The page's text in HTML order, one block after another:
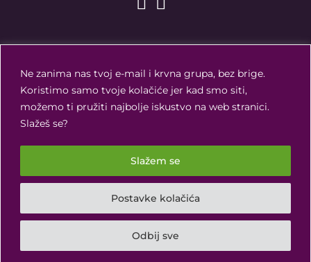
Ne zanima nas tvoj e-mail i krvna grupa, bez brige.
Koristimo samo tvoje kolačiće jer kad smo siti,
možemo ti pružiti najbolje iskustvo na web stranici.
Slažeš se?
Postavke kolačića
Odbij sve
Slažem se
Brandor ©2026
Pravila privatnostiIOpće informacijeIKontakt